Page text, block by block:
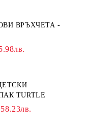
ВРЪХЧЕТА -
TURTLE